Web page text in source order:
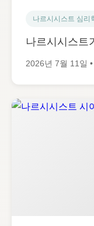
나르시시스트 심리
나르시시스트
2026년 7월 11일